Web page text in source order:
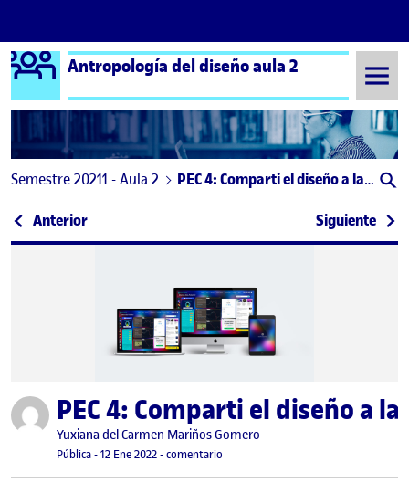
Saltar al contenido
Logo Ágora
Antropología del diseño aula 2
Semestre 20211 - Aula 2 PEC 4: Comparti el diseño a la comunidad
Navegación de entradas
Anterior: PEC 4 – Compartir el diseño Siguiente:
Publicado porPEC 4: Comparti el diseño a
Publicado por
Yuxiana del Carmen Mariños Gomero
Visibilidad:
Pública-Fecha de publicación
12 Ene 202224 enero, 2023 2:02 am
-comentario